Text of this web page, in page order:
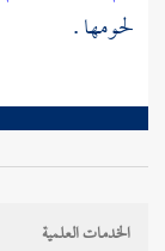
لحومها .
الخدمات العلمية